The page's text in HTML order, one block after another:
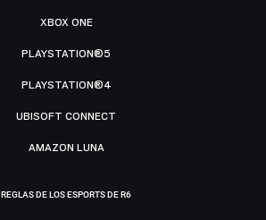
XBOX ONE
PLAYSTATION®5
PLAYSTATION®4
UBISOFT CONNECT
AMAZON LUNA
REGLAS DE LOS ESPORTS DE R6